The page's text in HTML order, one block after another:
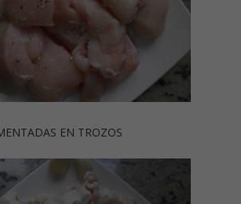
EN TROZOS